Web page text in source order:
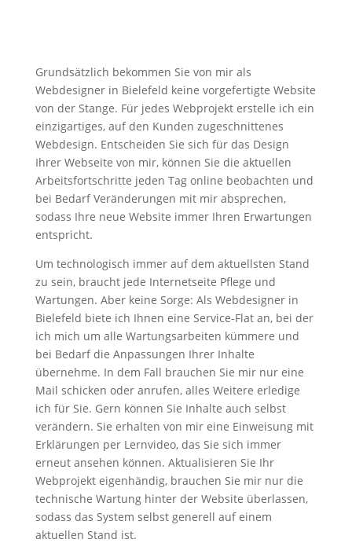
Grundsätzlich bekommen Sie von mir als
Webdesigner in Bielefeld keine vorgefertigte Website
von der Stange. Für jedes Webprojekt erstelle ich ein
einzigartiges, auf den Kunden zugeschnittenes
Webdesign. Entscheiden Sie sich für das Design
Ihrer Webseite von mir, können Sie die aktuellen
Arbeitsfortschritte jeden Tag online beobachten und
bei Bedarf Veränderungen mit mir absprechen,
sodass Ihre neue Website immer Ihren Erwartungen
entspricht.
Um technologisch immer auf dem aktuellsten Stand
zu sein, braucht jede Internetseite Pflege und
Wartungen. Aber keine Sorge: Als Webdesigner in
Bielefeld biete ich Ihnen eine Service-Flat an, bei der
ich mich um alle Wartungsarbeiten kümmere und
bei Bedarf die Anpassungen Ihrer Inhalte
übernehme. In dem Fall brauchen Sie mir nur eine
Mail schicken oder anrufen, alles Weitere erledige
ich für Sie. Gern können Sie Inhalte auch selbst
verändern. Sie erhalten von mir eine Einweisung mit
Erklärungen per Lernvideo, das Sie sich immer
erneut ansehen können. Aktualisieren Sie Ihr
Webprojekt eigenhändig, brauchen Sie mir nur die
technische Wartung hinter der Website überlassen,
sodass das System selbst generell auf einem
aktuellen Stand ist.